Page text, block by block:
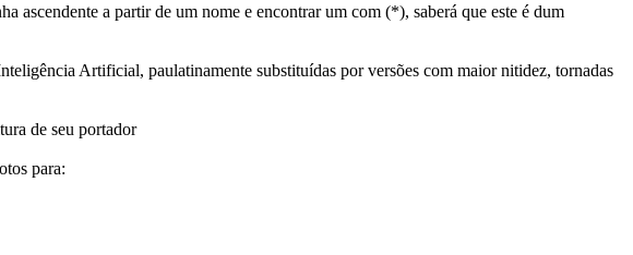
ascendente a partir de um nome e encontrar um com (*), saberá que este é dum
Artificial, paulatinamente substituídas por versões com maior nitidez, tornadas
de seu portador
para: